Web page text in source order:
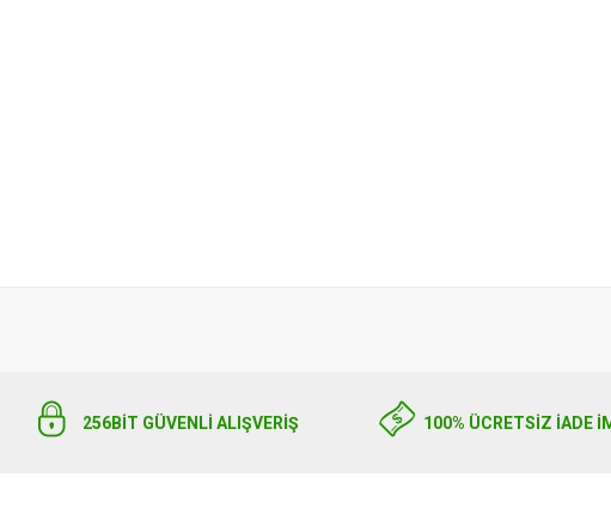
256BIT GÜVENLİ ALIŞVERİŞ 100% ÜCRETSİZ İADE